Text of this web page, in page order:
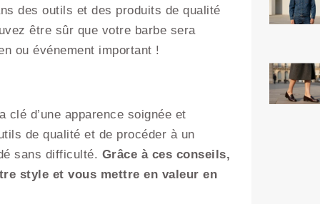
des outils et des produits de qualité
être sûr que votre barbe sera
ou événement important !
d’une apparence soignée et
de qualité et de procéder à un
sans difficulté. Grâce à ces conseils,
style et vous mettre en valeur en